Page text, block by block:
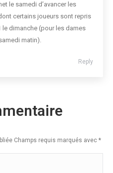
le samedi d’avancer les
certains joueurs sont repris
le dimanche (pour les dames
matin).
Reply
Champs requis marqués avec *